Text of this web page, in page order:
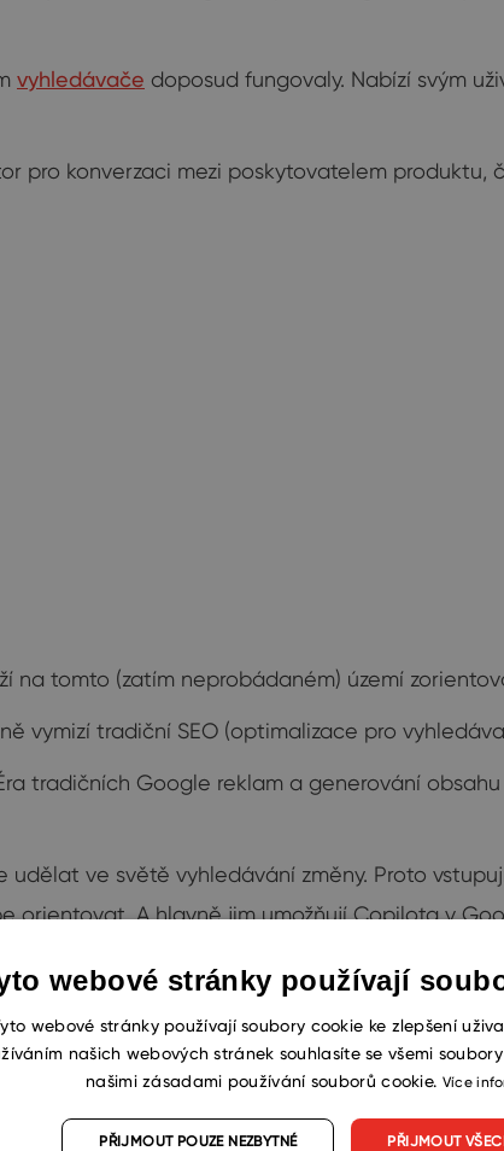
vyhledávače doposud fungovaly. Nabízí svým
pro konverzaci mezi poskytovatelem produktu,
na tomto (zatím neprobádaném) území
vymizí tradiční SEO (optimalizace pro
tradičních Google reklam a generování
ve světě vyhledávání změny. Proto
orientovat. A hlavně jim umožňují Copilota v
webové stránky používají
webové stránky používají soubory cookie ke zlepšení
našich webových stránek souhlasíte se všemi
našimi zásadami používání souborů cookie. Více
PŘIJMOUT
PŘIJMOUT POUZE NEZBYTNÉ